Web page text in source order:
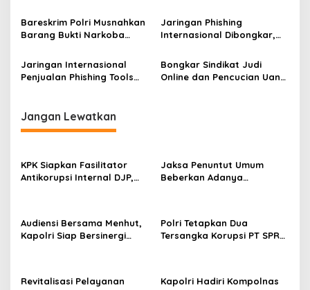
Digagalkan Berangkat
Sabu 18 Kg dan 30 Ribu
Ekstasi
Bareskrim Polri Musnahkan
Barang Bukti Narkoba
Jaringan Phishing
Internasional Dibongkar,
Jaringan Internasional
Penjualan Phishing Tools
Miliar
Bongkar Sindikat Judi
Online dan Pencucian Uang
Jangan Lewatkan
KPK Siapkan Fasilitator
Antikorupsi Internal DJP,
Jaksa Penuntut Umum
Beberkan Adanya
Pertamina
Audiensi Bersama Menhut,
Kapolri Siap Bersinergi
Polri Tetapkan Dua
Tersangka Korupsi PT SPR
Revitalisasi Pelayanan
Kapolri Hadiri Kompolnas